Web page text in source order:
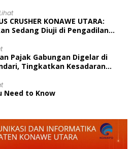
CRUSHER KONAWE UTARA:
Sedang Diuji di Pengadilan
Pajak Gabungan Digelar di
Tingkatkan Kesadaran
Need to Know